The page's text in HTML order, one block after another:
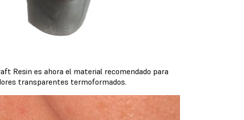
Resin es ahora el material recomendado para
transparentes termoformados.